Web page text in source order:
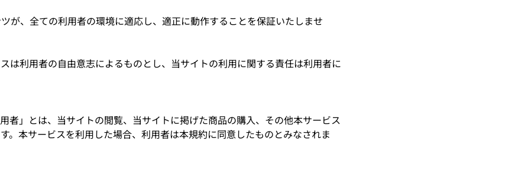
が、全ての利用者の環境に適応し、適正に動作することを保証いたしませ
は利用者の自由意志によるものとし、当サイトの利用に関する責任は利用者に
者」とは、当サイトの閲覧、当サイトに掲げた商品の購入、その他本サービス
。本サービスを利用した場合、利用者は本規約に同意したものとみなされま